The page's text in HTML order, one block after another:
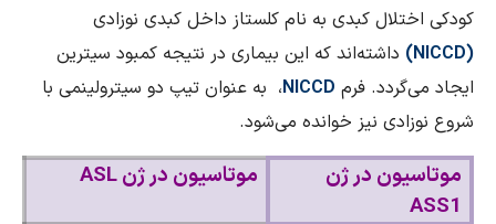
کودکی اختلال کبدی به نام کلستاز داخل کبدی نوزادی
(
NICCD
) داشته‌اند که این بیماری در نتیجه کمبود سیترین
ایجاد می‌گردد. فرم NICCD، به عنوان تیپ دو سیترولینمی با
شروع نوزادی نیز خوانده می‌شود.
موتاسیون در ژن
ASS1
موتاسیون در ژنASL